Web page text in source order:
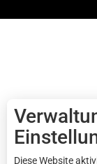
Cap sizun
Diese Website